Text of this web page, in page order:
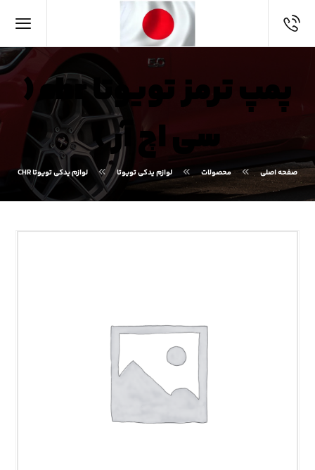
پمپ ترمز تویوتا chr (
سی اچ آر )
صفحه اصلی محصولات لوازم یدکی تویوتا لوازم یدکی تویوتا CHR